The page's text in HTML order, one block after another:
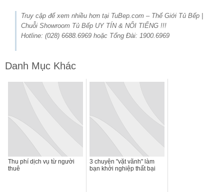
Truy cập để xem nhiều hơn tại TuBep.com – Thế Giới Tủ Bếp |
Chuỗi Showroom Tủ Bếp UY TÍN & NỔI TIẾNG !!!
Hotline: (028) 6688.6969 hoặc Tổng Đài: 1900.6969
Danh Mục Khác
Thu phí dịch vụ từ người
thuê
3 chuyện "vặt vãnh" làm
bạn khởi nghiệp thất bại